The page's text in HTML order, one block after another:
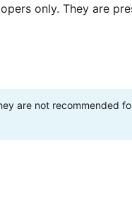
only. They are
are not recommended